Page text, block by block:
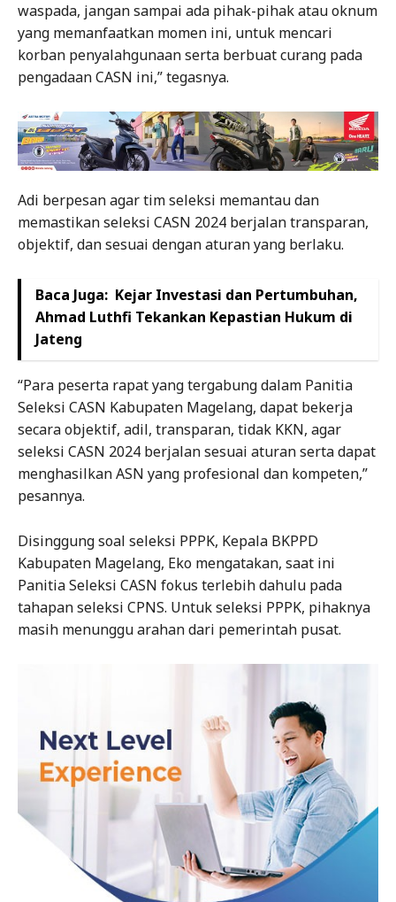
waspada, jangan sampai ada pihak-pihak atau oknum
yang memanfaatkan momen ini, untuk mencari
korban penyalahgunaan serta berbuat curang pada
pengadaan CASN ini,” tegasnya.
Adi berpesan agar tim seleksi memantau dan
memastikan seleksi CASN 2024 berjalan transparan,
objektif, dan sesuai dengan aturan yang berlaku.
Baca Juga: Kejar Investasi dan Pertumbuhan,
Ahmad Luthfi Tekankan Kepastian Hukum di
Jateng
“Para peserta rapat yang tergabung dalam Panitia
Seleksi CASN Kabupaten Magelang, dapat bekerja
secara objektif, adil, transparan, tidak KKN, agar
seleksi CASN 2024 berjalan sesuai aturan serta dapat
menghasilkan ASN yang profesional dan kompeten,”
pesannya.
Disinggung soal seleksi PPPK, Kepala BKPPD
Kabupaten Magelang, Eko mengatakan, saat ini
Panitia Seleksi CASN fokus terlebih dahulu pada
tahapan seleksi CPNS. Untuk seleksi PPPK, pihaknya
masih menunggu arahan dari pemerintah pusat.